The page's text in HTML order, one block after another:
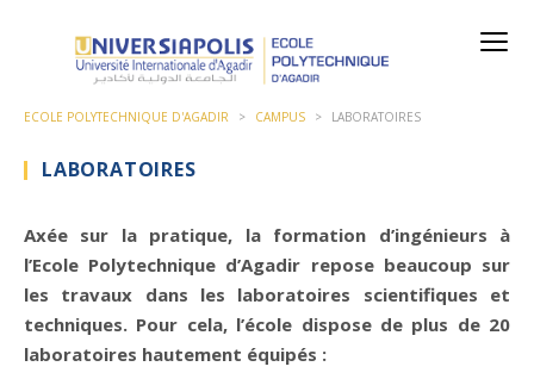
ECOLE POLYTECHNIQUE D'AGADIR > CAMPUS > LABORATOIRES
LABORATOIRES
Axée sur la pratique, la formation d’ingénieurs à
l’Ecole Polytechnique d’Agadir repose beaucoup sur
les travaux dans les laboratoires scientifiques et
techniques. Pour cela, l’école dispose de plus de 20
laboratoires hautement équipés :